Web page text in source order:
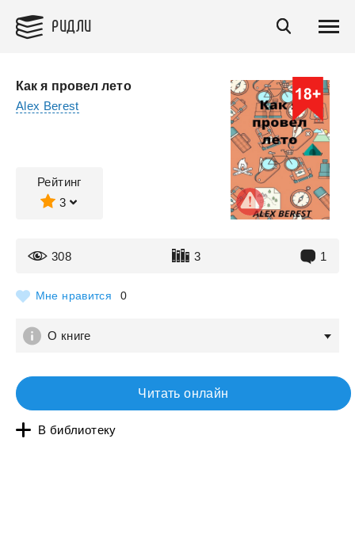
РИДЛИ
Как я провел лето
Alex Berest
Рейтинг
3
308 3 1
Мне нравится 0
О книге
Читать онлайн
В библиотеку